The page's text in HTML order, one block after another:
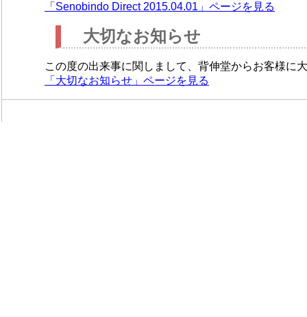
「Senobindo Direct 2015.04.01」ページを見る
大切なお知らせ
この度の出来事に関しまして、背伸堂からお客様に
「大切なお知らせ」ページを見る